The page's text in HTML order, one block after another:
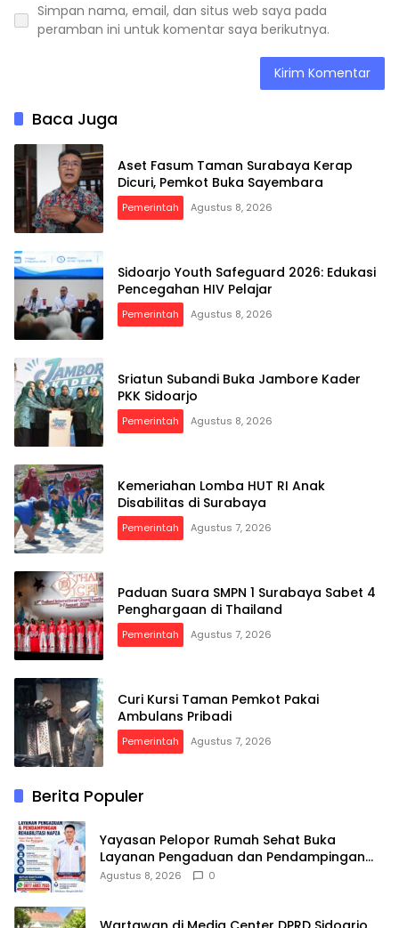
Simpan nama, email, dan situs web saya pada
peramban ini untuk komentar saya berikutnya.
Baca Juga
Aset Fasum Taman Surabaya Kerap
Dicuri, Pemkot Buka Sayembara
Pemerintah Agustus 8, 2026
Sidoarjo Youth Safeguard 2026: Edukasi
Pencegahan HIV Pelajar
Pemerintah Agustus 8, 2026
Sriatun Subandi Buka Jambore Kader
PKK Sidoarjo
Pemerintah Agustus 8, 2026
Kemeriahan Lomba HUT RI Anak
Disabilitas di Surabaya
Pemerintah Agustus 7, 2026
Paduan Suara SMPN 1 Surabaya Sabet 4
Penghargaan di Thailand
Pemerintah Agustus 7, 2026
Curi Kursi Taman Pemkot Pakai
Ambulans Pribadi
Pemerintah Agustus 7, 2026
Berita Populer
Yayasan Pelopor Rumah Sehat Buka
Layanan Pengaduan dan Pendampingan
Rehabilitasi NAPZA 24 Jam
Agustus 8, 2026 0